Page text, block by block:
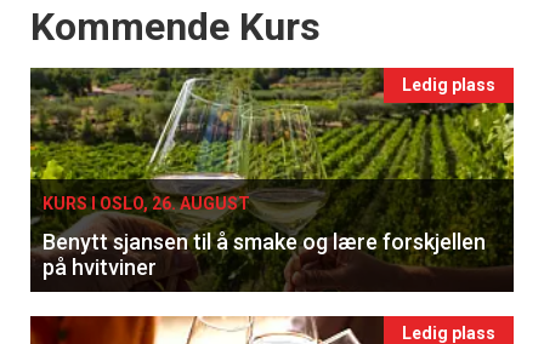
Events
Kommende Kurs
Ledig plass
KURS I OSLO, 26. AUGUST
Benytt sjansen til å smake og lære forskjellen
på hvitviner
Ledig plass